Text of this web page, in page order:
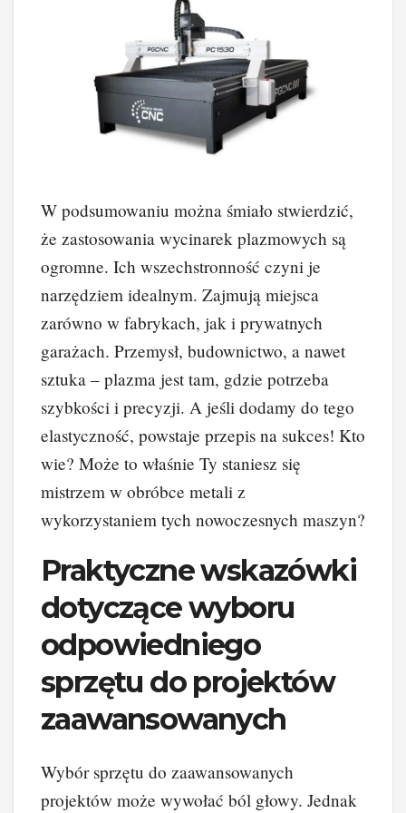
W podsumowaniu można śmiało stwierdzić,
że zastosowania wycinarek plazmowych są
ogromne. Ich wszechstronność czyni je
narzędziem idealnym. Zajmują miejsca
zarówno w fabrykach, jak i prywatnych
garażach. Przemysł, budownictwo, a nawet
sztuka – plazma jest tam, gdzie potrzeba
szybkości i precyzji. A jeśli dodamy do tego
elastyczność, powstaje przepis na sukces! Kto
wie? Może to właśnie Ty staniesz się
mistrzem w obróbce metali z
wykorzystaniem tych nowoczesnych maszyn?
Praktyczne wskazówki
dotyczące wyboru
odpowiedniego
sprzętu do projektów
zaawansowanych
Wybór sprzętu do zaawansowanych
projektów może wywołać ból głowy. Jednak